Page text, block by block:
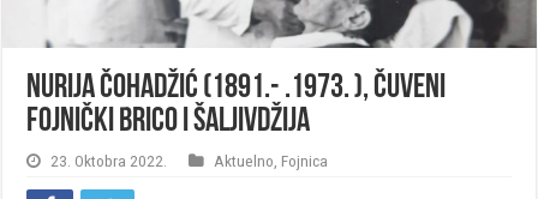
Nurija Čohadžić (1891.- .1973. ), čuveni
fojnički brico i šaljivdžija
23. Oktobra 2022. Aktuelno Fojnica